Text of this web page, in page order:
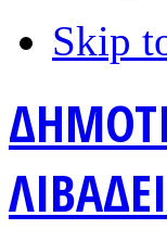
Skip